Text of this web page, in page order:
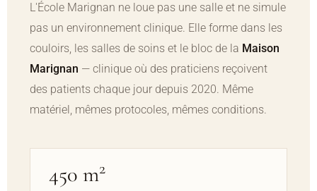
L'École Marignan ne loue pas une salle et ne simule
pas un environnement clinique. Elle forme dans les
couloirs, les salles de soins et le bloc de la Maison
Marignan — clinique où des praticiens reçoivent
des patients chaque jour depuis 2020. Même
matériel, mêmes protocoles, mêmes conditions.
450 m2